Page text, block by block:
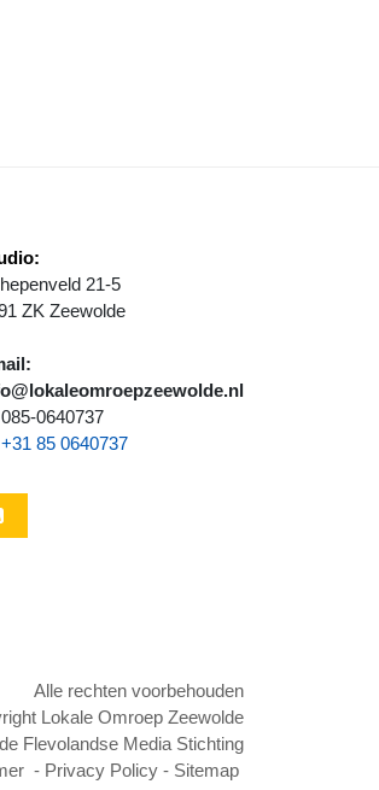
21-5
ZK Zeewolde
085-0640737
+31 85 0640737
Alle rechten voorbehouden
Lokale Omroep Zeewolde
Flevolandse Media Stichting
- Privacy Policy - Sitemap